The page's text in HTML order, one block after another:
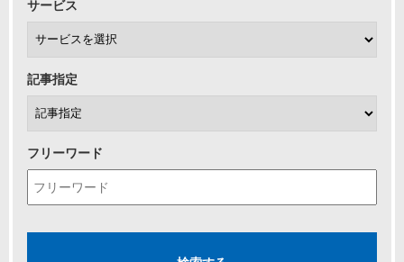
サービス
記事指定
フリーワード